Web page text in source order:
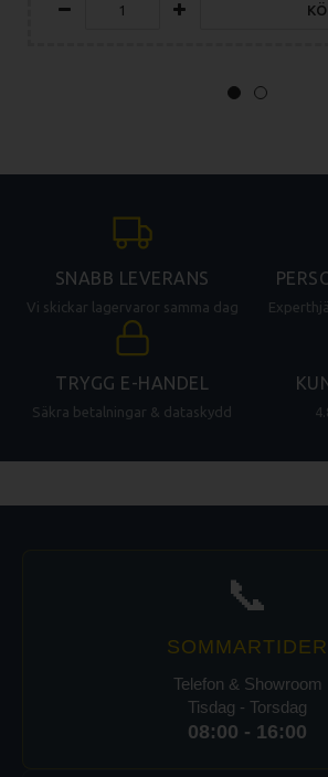
SNABB LEVERANS
Vi skickar lagervaror samma dag
TRYGG E-HANDEL
Säkra betalningar & dataskydd
📞
SOMMARTIDER
Telefon & Showroom
Tisdag - Torsdag
08:00 - 16:00